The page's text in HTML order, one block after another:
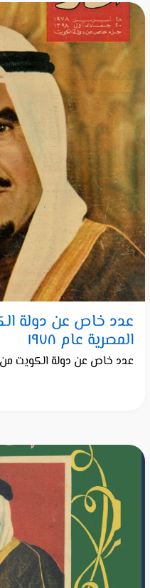
عدد خاص عن دولة
المصرية عام ١٩٧٨
عدد خاص عن دولة الكويت من